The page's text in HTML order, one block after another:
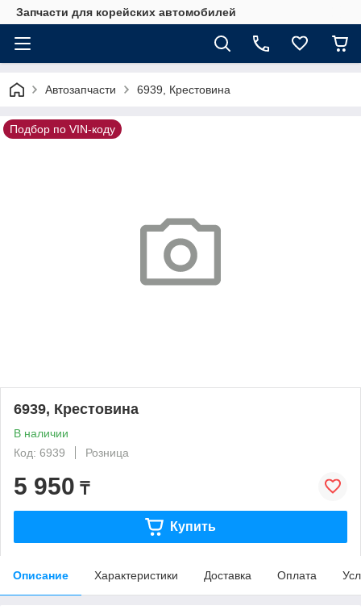
Запчасти для корейских автомобилей
Автозапчасти 6939, Крестовина
Подбор по VIN-коду
6939, Крестовина
В наличии
Код: 6939
Розница
5 950 ₸
Купить
Описание Характеристики Доставка Оплата